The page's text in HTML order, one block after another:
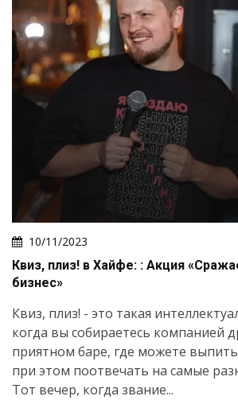
10/11/2023
Квиз, плиз! в Хайфе: : Акция
бизнес»
Квиз, плиз! - это такая
когда вы собираетесь компанией
приятном баре, где можете
при этом поотвечать на самые
Тот вечер, когда звание...